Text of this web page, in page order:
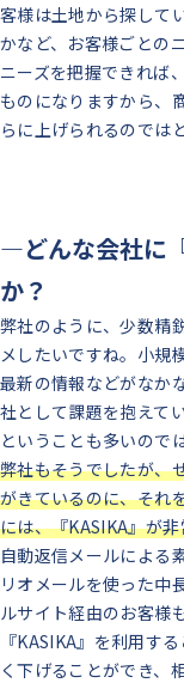
客様は土地から探して
かなど、お客様ごとの
ニーズを把握できれば
ものになりますから、
らに上げられるのでは
―どんな会社に
か？
弊社のように、少数精
メしたいですね。 小規
最新の情報などがなか
社として課題を抱えて
ということも多いので
弊社もそうでしたが、
がきているのに、それ
には、『KASIKA』が
自動返信メールによる
リオメールを使った中
ルサイト経由のお客様
『KASIKA』を利用す
く下げることができ、